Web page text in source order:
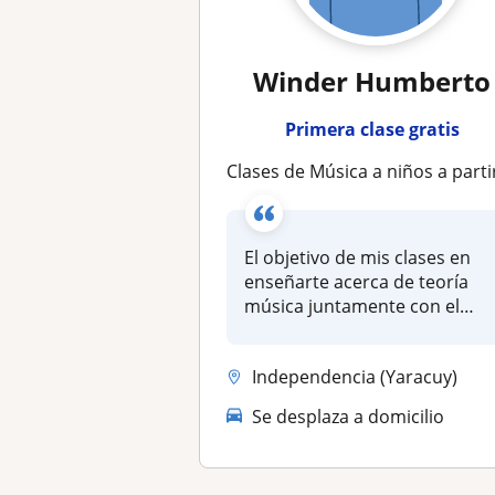
Winder Humberto
Primera clase gratis
Clases de Música a niños a partir de
El objetivo de mis clases en
enseñarte acerca de teoría
música juntamente con el
Independencia (Yaracuy)
Se desplaza a domicilio